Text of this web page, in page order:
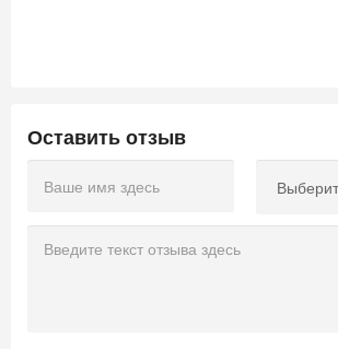
Оставить отзыв